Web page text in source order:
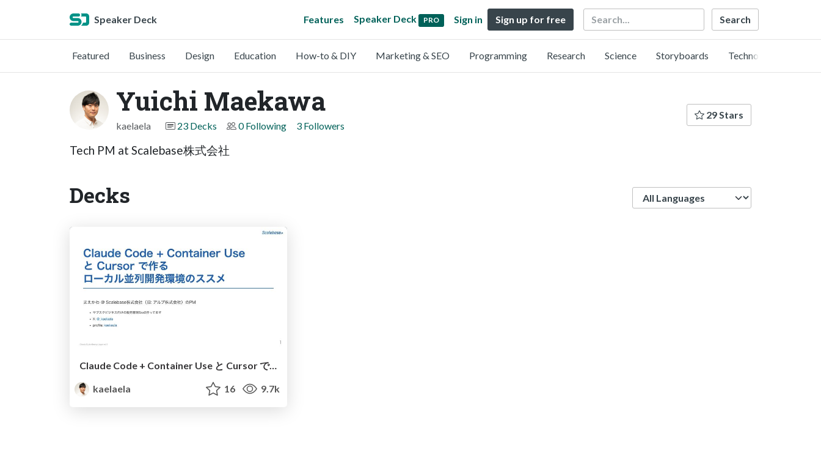
Speaker Deck Features Speaker Deck PRO Sign in Sign up for free Search
Featured Business Design Education How-to & DIY Marketing & SEO Programming Research Science Storyboards Technology
Yuichi Maekawa
kaelaela 23 Decks 0 Following 3 Followers
29 Stars
Tech PM at Scalebase株式会社
Decks
Claude Code + Container Use と Cursor で作る ローカル並列開発環境のススメ / ccc local dev
kaelaela
16 9.7k